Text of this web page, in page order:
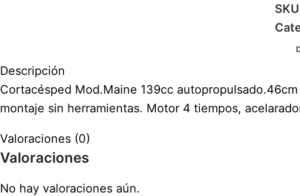
Descripción
Cortacésped Mod.Maine 139cc
montaje sin herramientas. Motor 4 tiempos,
Valoraciones (0)
Valoraciones
No hay valoraciones aún.